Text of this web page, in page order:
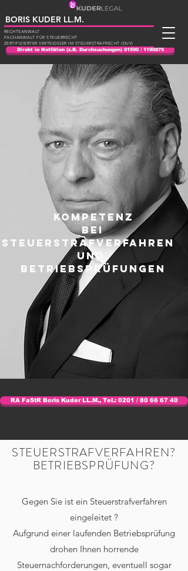
BORIS KUDER LL.M.
RECHTSANWALT
FACHANWALT FÜR STEUERRECHT
ZERTIFIZIERTER VERTEIDIGER IM STEUERSTRAFRECHT (DUV)
Direkt in Notfällen (z.B. Durchsuchungen) 01590 / 1190875
KOMPETENZ
BEI
STEUERSTRAFVERFAHREN
und
BETRIEBSPRÜFUNGEN
RA FaStR Boris Kuder LL.M., Tel.: 0201 / 80 66 67 40
STEUERSTRAFVERFAHREN?
BETRIEBSPRÜFUNG?
Gegen Sie ist ein Steuerstrafverfahren
eingeleitet ?
Aufgrund einer laufenden Betriebsprüfung
drohen Ihnen horrende
Steuernachforderungen, eventuell sogar